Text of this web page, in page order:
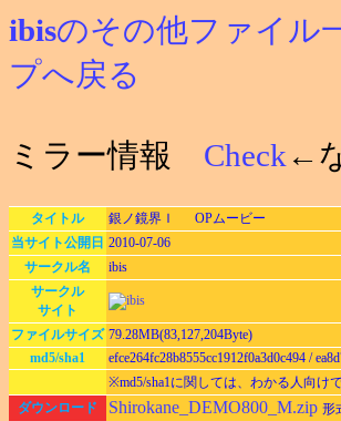
ibisのその他ファイル
プへ戻る
ミラー情報 Check ←
タイトル
銀ノ鏡界Ｉ OPムービー
当サイト公開日 2010-07-06
サークル名
ibis
サークル
サイト
ファイルサイズ 79.28MB(83,127,204Byte)
md5/sha1
efce264fc28b8555cc1912f0a3d0c494 /
※md5/sha1に関しては、わかる人向けで
ダウンロード
Shirokane_DEMO800_M.zip 形